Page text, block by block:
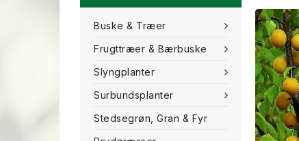
Buske & Træer
Frugttræer & Bærbuske
Slyngplanter
Surbundsplanter
Stedsegrøn, Gran & Fyr